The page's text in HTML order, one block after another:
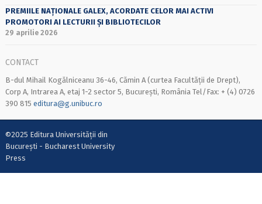
PREMIILE NAȚIONALE GALEX, ACORDATE CELOR MAI ACTIVI
PROMOTORI AI LECTURII ȘI BIBLIOTECILOR
29 aprilie 2026
CONTACT
B-dul Mihail Kogălniceanu 36-46, Cămin A (curtea Facultății de Drept),
Corp A, Intrarea A, etaj 1-2 sector 5, București, România Tel/Fax: + (4) 0726
390 815 editura@g.unibuc.ro
©2025 Editura Universității din
București - Bucharest University
Press